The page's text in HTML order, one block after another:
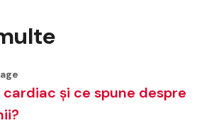
și ce spune despre